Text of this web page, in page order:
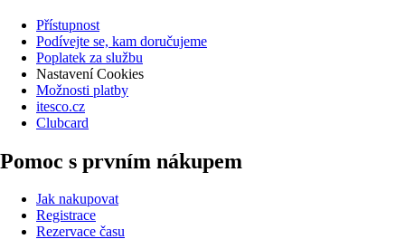
Přístupnost
Podívejte se, kam doručujeme
Poplatek za službu
Nastavení Cookies
Možnosti platby
itesco.cz
Clubcard
Pomoc s prvním nákupem
Jak nakupovat
Registrace
Rezervace času